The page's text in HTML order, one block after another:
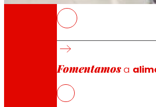
Fomentamosa
As vendas brutas alcanzan
O seu EBITDA ascende a